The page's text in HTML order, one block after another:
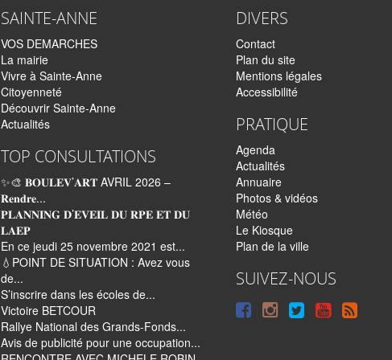
SAINTE-ANNE
VOS DEMARCHES
La mairie
Vivre à Sainte-Anne
Citoyenneté
Découvrir Sainte-Anne
Actualités
TOP CONSULTATIONS
✨🎨 𝐁𝐎𝐔𝐋𝐄𝐕’𝐀𝐑𝐓 AVRIL 2026 –
𝐑𝐞𝐧𝐝𝐫𝐞...
𝐏𝐋𝐀𝐍𝐍𝐈𝐍𝐆 𝐃’𝐄𝐕𝐄𝐈𝐋 𝐃𝐔 𝐑𝐏𝐄 𝐄𝐓 𝐃𝐔
𝐋𝐀𝐄𝐏
En ce jeudi 25 novembre 2021 est...
💧POINT DE SITUATION : Avez vous
de...
S’inscrire dans les écoles de...
Victoire BETCOUR
Rallye National des Grands-Fonds...
Avis de publicité pour une occupation...
DIVERS
Contact
Plan du site
Mentions légales
Accessibilité
PRATIQUE
Agenda
Actualités
Annuaire
Photos & vidéos
Météo
Le Kiosque
Plan de la ville
SUIVEZ-NOUS
SuivreSuivreSuivre